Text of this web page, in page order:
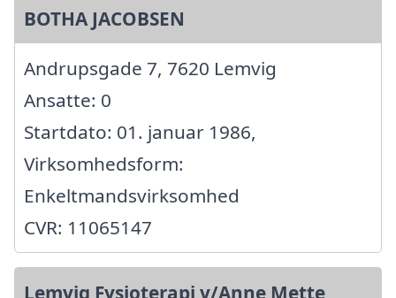
BOTHA JACOBSEN
Andrupsgade 7, 7620 Lemvig
Ansatte: 0
Startdato: 01. januar 1986,
Virksomhedsform:
Enkeltmandsvirksomhed
CVR: 11065147
Lemvig Fysioterapi v/Anne Mette